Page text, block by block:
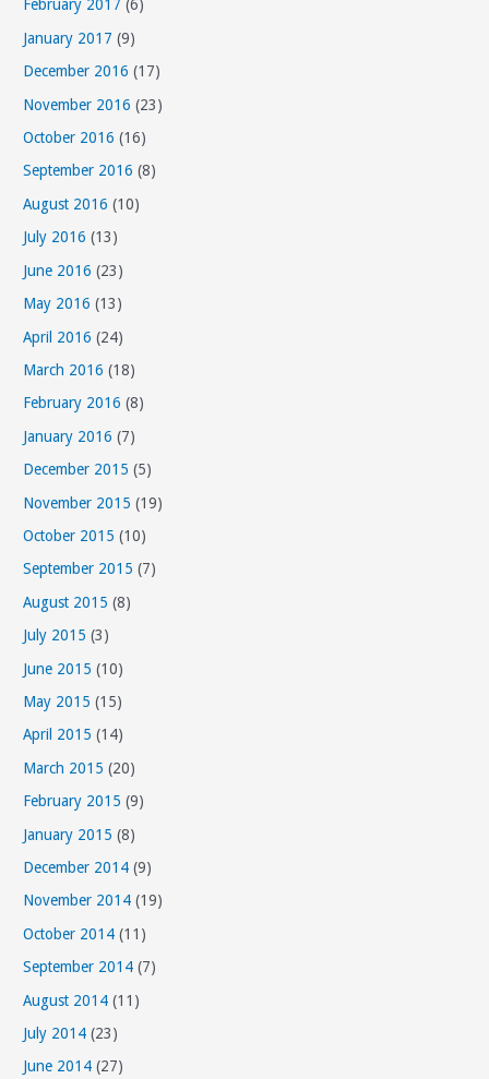
February 2017 (6)
January 2017 (9)
December 2016 (17)
November 2016 (23)
October 2016 (16)
September 2016 (8)
August 2016 (10)
July 2016 (13)
June 2016 (23)
May 2016 (13)
April 2016 (24)
March 2016 (18)
February 2016 (8)
January 2016 (7)
December 2015 (5)
November 2015 (19)
October 2015 (10)
September 2015 (7)
August 2015 (8)
July 2015 (3)
June 2015 (10)
May 2015 (15)
April 2015 (14)
March 2015 (20)
February 2015 (9)
January 2015 (8)
December 2014 (9)
November 2014 (19)
October 2014 (11)
September 2014 (7)
August 2014 (11)
July 2014 (23)
June 2014 (27)